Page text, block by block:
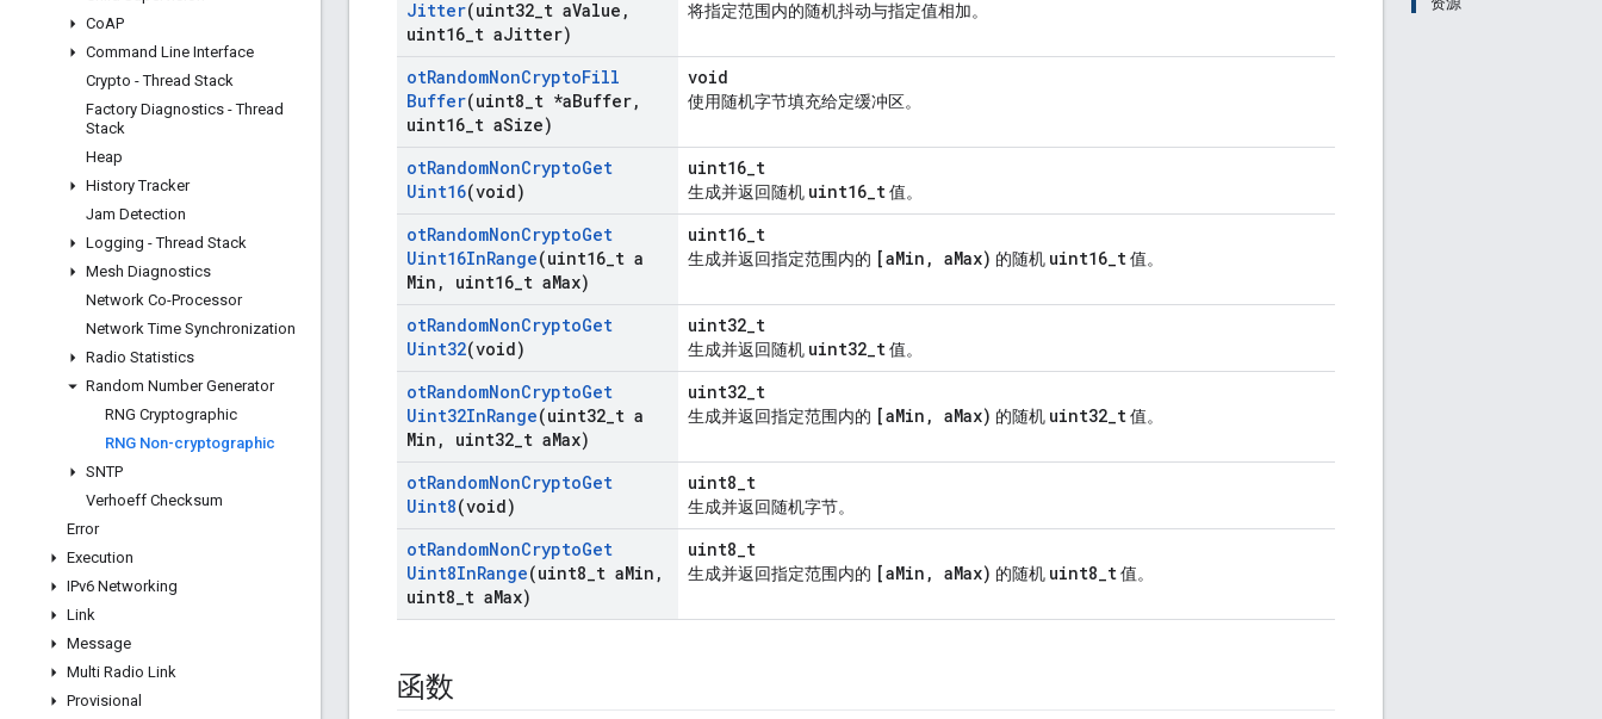
CoAP
Command Line Interface
Crypto - Thread Stack
Factory Diagnostics - Thread
Stack
Heap
History Tracker
Jam Detection
Logging - Thread Stack
Mesh Diagnostics
Network Co-Processor
Network Time Synchronization
Radio Statistics
Random Number Generator
RNG Cryptographic
RNG Non-cryptographic
SNTP
Verhoeff Checksum
Error
Execution
IPv6 Networking
Link
Message
Multi Radio Link
Provisional
Jitter(uint32 t aValue ,
uint16 t aJitter)
将指定范围内的随机抖动与指定值相加。
otRandomNonCryptoFill
Buffer(uint8 t *aBuffer,
uint16 t aSize)
void
使用随机字节填充给定缓冲区。
otRandomNonCryptoGet
Uint16(void)
uint16_t
生成并返回随机 uint16_t值。
otRandomNonCryptoGet
Uint16InRange(uint16 t a
Min , uint16 t aMax)
uint16_t
生成并返回指定范围内的 [aMin, aMax) 的随机 uint16_t值。
otRandomNonCryptoGet
Uint32(void)
uint32_t
生成并返回随机 uint32_t值。
otRandomNonCryptoGet
Uint32InRange(uint32 t a
Min , uint32 t aMax)
uint32_t
生成并返回指定范围内的 [aMin, aMax) 的随机 uint32_t值。
otRandomNonCryptoGet
Uint8(void)
uint8_t
生成并返回随机字节。
otRandomNonCryptoGet
Uint8InRange(uint8 t aMin ,
uint8 t aMax)
uint8_t
生成并返回指定范围内的 [aMin, aMax) 的随机 uint8_t值。
函数